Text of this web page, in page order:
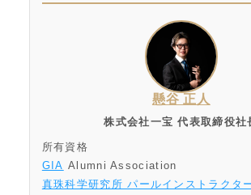
懸谷 正人
株式会社一宝 代表取締役社
所有資格
GIA Alumni Association
真珠科学研究所 パールインストラクタ